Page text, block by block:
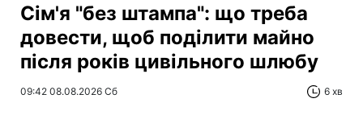
Сім'я "без штампа": що треба
довести, щоб поділити майно
після років цивільного шлюбу
09:42 08.08.2026 Сб 6 хв